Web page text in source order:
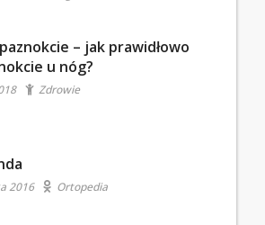
– jak prawidłowo
u nóg?
Zdrowie
2016 Ortopedia